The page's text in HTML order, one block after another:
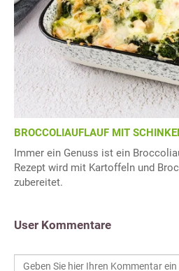
BROCCOLIAUFLAUF MIT
Immer ein Genuss ist ein
Rezept wird mit Kartoffeln und
zubereitet.
User Kommentare